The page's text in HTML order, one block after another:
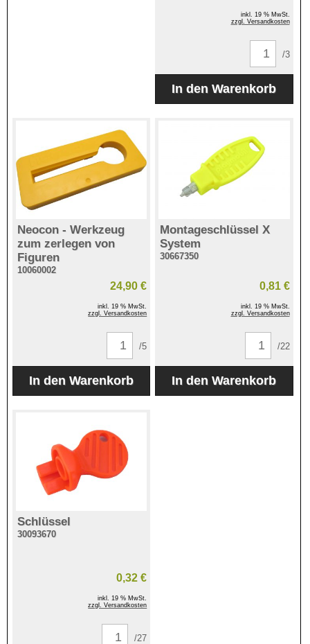
inkl. 19 % MwSt.
zzgl. Versandkosten
/3
Neocon - Werkzeug
zum zerlegen von
Figuren
10060002
24,90 €
inkl. 19 % MwSt.
zzgl. Versandkosten
/5
Montageschlüssel X
System
30667350
0,81 €
inkl. 19 % MwSt.
zzgl. Versandkosten
/22
Schlüssel
30093670
0,32 €
inkl. 19 % MwSt.
zzgl. Versandkosten
/27